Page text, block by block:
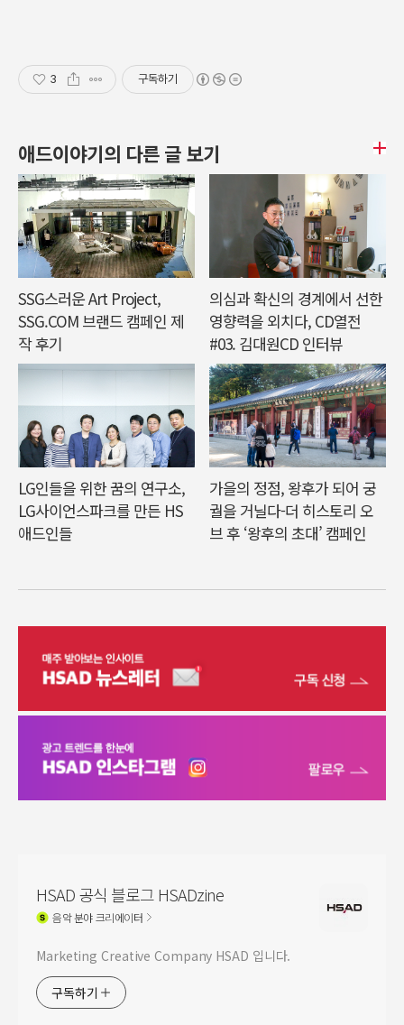
3 구독하기
애드이야기의 다른 글 보기
SSG스러운 Art Project,
SSG.COM 브랜드 캠페인 제
작 후기
의심과 확신의 경계에서 선한
영향력을 외치다, CD열전
#03. 김대원CD 인터뷰
LG인들을 위한 꿈의 연구소,
LG사이언스파크를 만든 HS
애드인들
가을의 정점, 왕후가 되어 궁
궐을 거닐다-더 히스토리 오
브 후 ‘왕후의 초대’ 캠페인
HSAD 공식 블로그 HSADzine
음악분야 크리에이터
Marketing Creative Company HSAD 입니다.
구독하기